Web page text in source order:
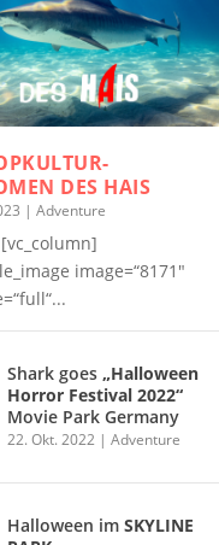
DES HAIS
| Adventure
image=“8171″
Shark goes „Halloween
Horror Festival 2022“
Movie Park Germany
22. Okt. 2022| Adventure
Halloween im SKYLINE